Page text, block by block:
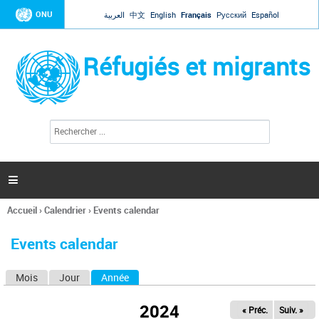
Jump to navigation
ONU العربية 中文 English Français Русский Español
Réfugiés et migrants
l
c
h
e

Vous
ici
Accueil›Calendrier› Events calendar
Events calendar
Mois Jour Année
2024 « Préc. Suiv. »